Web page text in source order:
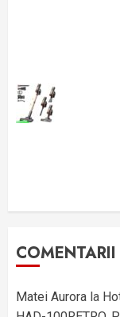
COMENTARII
Matei Aurora la